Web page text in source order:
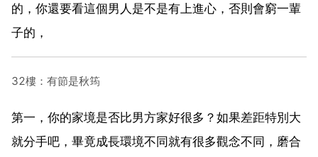
的，你還要看這個男人是不是有上進心，否則會窮一輩
子的，
32樓：有節是秋筠
第一，你的家境是否比男方家好很多？如果差距特別大
就分手吧，畢竟成長環境不同就有很多觀念不同，磨合